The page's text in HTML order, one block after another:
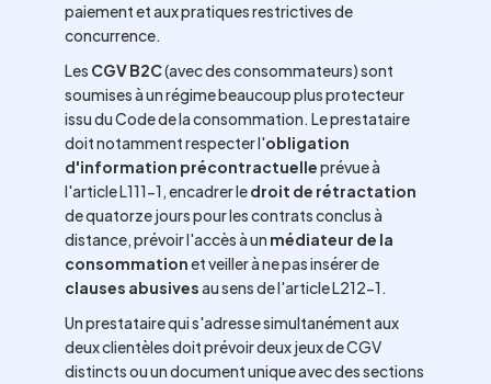
paiement et aux pratiques restrictives de
concurrence.
Les CGV B2C(avec des consommateurs) sont
soumises à un régime beaucoup plus protecteur
issu du Code de la consommation. Le prestataire
doit notamment respecter l'obligation
d'information précontractuelleprévue à
l'article L111-1, encadrer ledroit de rétractation
de quatorze jours pour les contrats conclus à
distance, prévoir l'accès à un médiateur de la
consommationet veiller à ne pas insérer de
clauses abusivesau sens de l'article L212-1.
Un prestataire qui s'adresse simultanément aux
deux clientèles doit prévoir deux jeux de CGV
distincts ou un document unique avec des sections